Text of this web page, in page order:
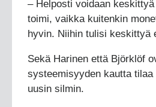
– Helposti voidaan
toimi, vaikka kuitenkin
hyvin. Niihin tulisi keskittyä
Sekä Harinen että Björklöf
systeemisyyden kautta
uusin silmin.